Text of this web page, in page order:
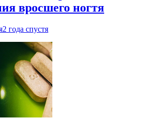
вросшего ногтя
2 года спустя